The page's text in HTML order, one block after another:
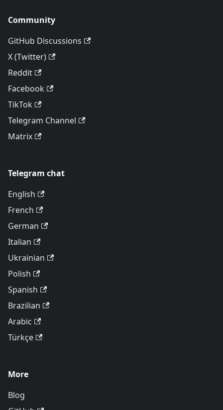
Community
GitHub Discussions
X (Twitter)
Reddit
Facebook
TikTok
Telegram Channel
Matrix
Telegram chat
English
French
German
Italian
Ukrainian
Polish
Spanish
Brazilian
Arabic
Türkçe
More
Blog